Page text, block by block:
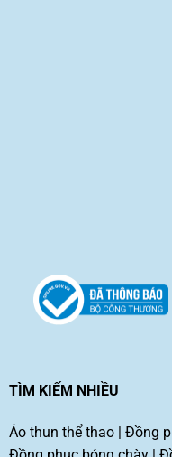
TÌM KIẾM NHIỀU
Áo thun thể thao| Đồng